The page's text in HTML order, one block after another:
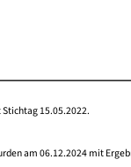
15.05.2022.
am 06.12.2024 mit